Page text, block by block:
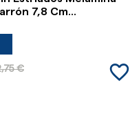
7,8 Cm...
€ favorite_border